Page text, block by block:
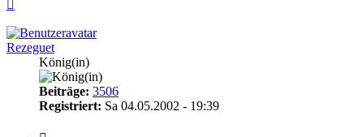
Rezeguet
König(in)
Beiträge: 3506
Registriert: Sa 04.05.2002 - 19:39